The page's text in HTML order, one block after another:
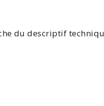
du descriptif